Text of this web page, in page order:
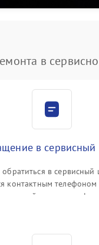
в
в сервисный
обратиться в
контактным
свой номер